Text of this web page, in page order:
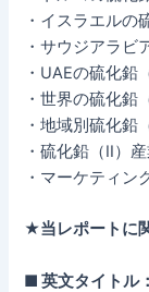
・イスラエルの
・サウジアラビ
・UAEの硫化鉛
・世界の硫化鉛
・地域別硫化鉛
・硫化鉛（II）
・マーケティン
★当レポートに
■ 英文タイトル